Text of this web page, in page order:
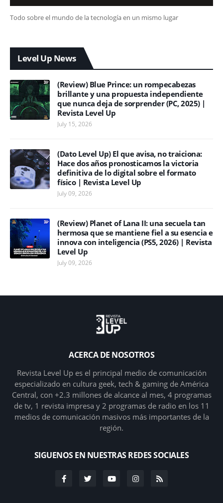
Todo sobre el mundo de la tecnología en un mismo lugar
Level Up News
(Review) Blue Prince: un rompecabezas
brillante y una propuesta independiente
que nunca deja de sorprender (PC, 2025) |
Revista Level Up
July 15, 2026
(Dato Level Up) El que avisa, no traiciona:
Hace dos años pronosticamos la victoria
definitiva de lo digital sobre el formato
físico | Revista Level Up
July 09, 2026
(Review) Planet of Lana II: una secuela tan
hermosa que se mantiene fiel a su esencia e
innova con inteligencia (PS5, 2026) | Revista
Level Up
July 09, 2026
ACERCA DE NOSOTROS
Revista Level Up es el principal medio de comunicación
especializado en cultura geek, tech & gaming de América
Central, con +2.3 millones de alcance al mes, 4 programas
de tv, 1 revista impresa y 2 programas de radio en los 11
medios de comunicación masivos más importantes de la
región.
SIGUENOS EN NUESTRAS REDES SOCIALES